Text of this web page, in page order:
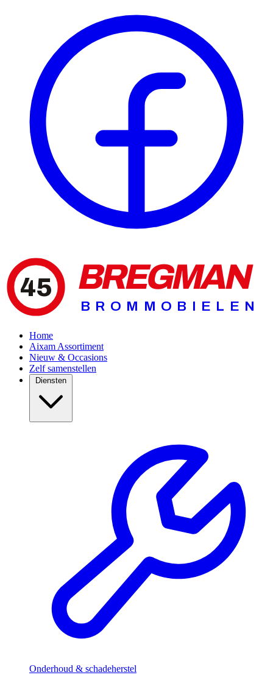
45 BREGMAN
BROMMOBIELEN
Home
Aixam Assortiment
Nieuw & Occasions
Zelf samenstellen
Diensten
Onderhoud & schadeherstel